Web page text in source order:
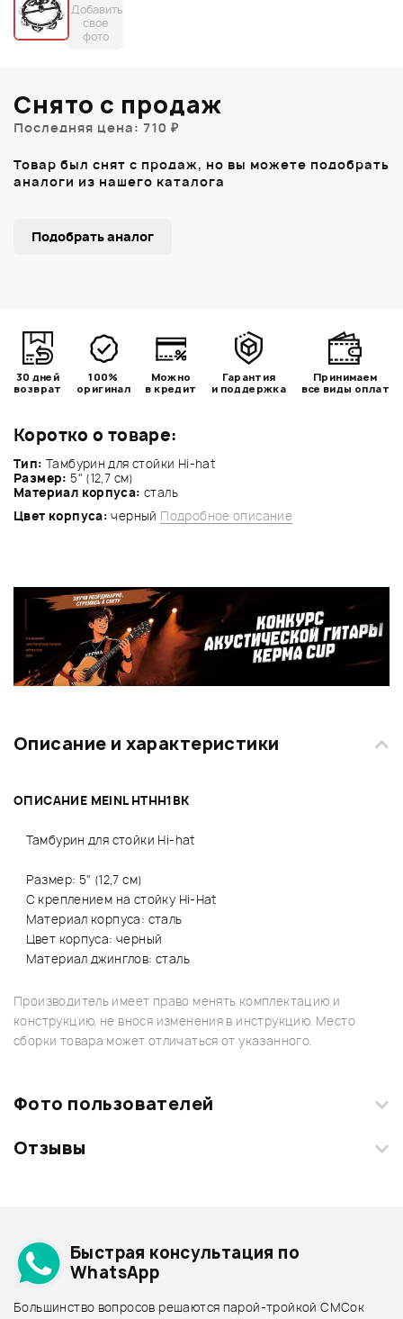
Добавить
свое
фото
Коротко о товаре:
Тип: Тамбурин для стойки Hi-hat
Размер: 5" (12,7 см)
Материал корпуса: сталь
Цвет корпуса: черный Подробное описание
Снято с продаж
Последняя цена: 710 ₽
Товар был снят с продаж, но вы можете подобрать
аналоги из нашего каталога
Подобрать аналог
30 дней
возврат
100%
оригинал
Можно
в кредит
Гарантия
и поддержка
Принимаем
все виды оплат
Описание и характеристики
ОПИСАНИЕ MEINL HTHH1BK
Тамбурин для стойки Hi-hat
Размер: 5" (12,7 см)
С креплением на стойку Hi-Hat
Материал корпуса: сталь
Цвет корпуса: черный
Материал джинглов: сталь
Производитель имеет право менять комплектацию и
конструкцию, не внося изменения в инструкцию. Место
сборки товара может отличаться от указанного.
Фото пользователей
Загрузите свои фотографии купленного товара и получите
Отзывы
Архив товаров - дешевле
Архив товаров - дороже
Быстрая консультация по
WhatsApp
Большинство вопросов решаются парой-тройкой СМСок